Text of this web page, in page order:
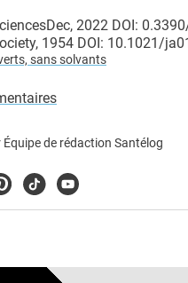
2022 DOI:
1954 DOI: 10.1021/
sans solvants
Équipe de rédaction Santélog
TiktokYoutube